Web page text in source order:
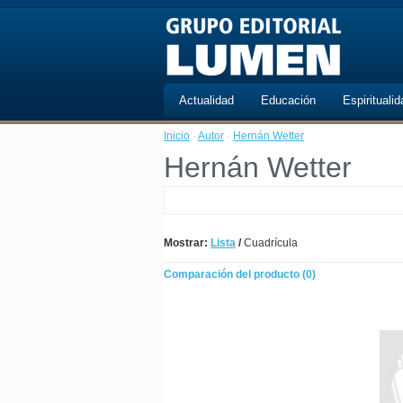
Actualidad Educación
Inicio · Autor · Hernán Wetter
Hernán Wetter
Mostrar: Lista /Cuadrícula
Comparación del producto (0)